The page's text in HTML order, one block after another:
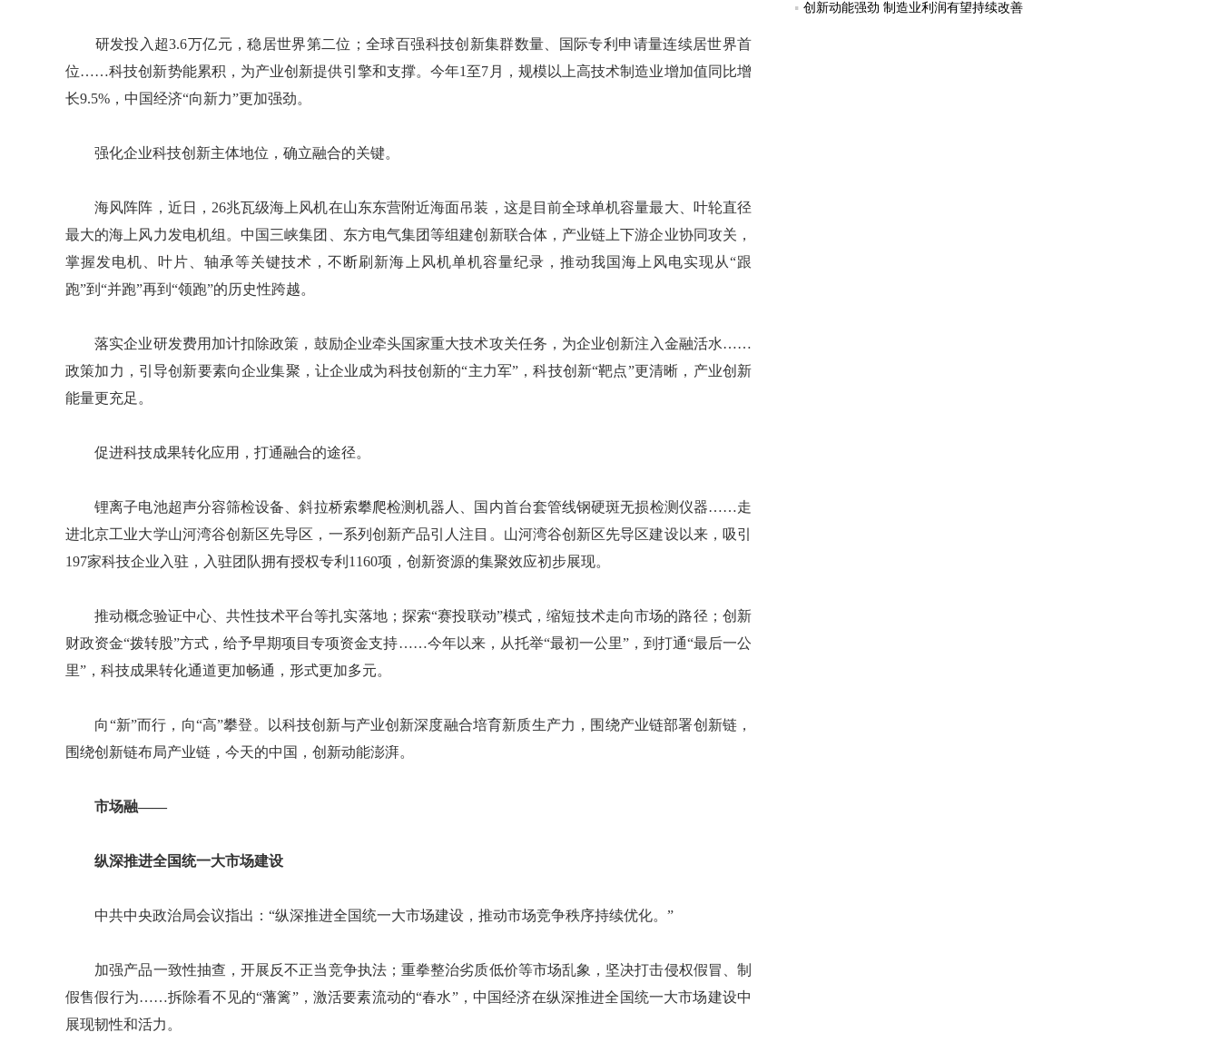
研发投入超3.6万亿元，稳居世界第二位；全球百强科技创新集群数量、国际专利申请量连续居世界首
位……科技创新势能累积，为产业创新提供引擎和支撑。今年1至7月，规模以上高技术制造业增加值同比增
长9.5%，中国经济“向新力”更加强劲。
强化企业科技创新主体地位，确立融合的关键。
海风阵阵，近日，26兆瓦级海上风机在山东东营附近海面吊装，这是目前全球单机容量最大、叶轮直径
最大的海上风力发电机组。中国三峡集团、东方电气集团等组建创新联合体，产业链上下游企业协同攻关，
掌握发电机、叶片、轴承等关键技术，不断刷新海上风机单机容量纪录，推动我国海上风电实现从“跟
跑”到“并跑”再到“领跑”的历史性跨越。
落实企业研发费用加计扣除政策，鼓励企业牵头国家重大技术攻关任务，为企业创新注入金融活水……
政策加力，引导创新要素向企业集聚，让企业成为科技创新的“主力军”，科技创新“靶点”更清晰，产业创新
能量更充足。
促进科技成果转化应用，打通融合的途径。
锂离子电池超声分容筛检设备、斜拉桥索攀爬检测机器人、国内首台套管线钢硬斑无损检测仪器……走
进北京工业大学山河湾谷创新区先导区，一系列创新产品引人注目。山河湾谷创新区先导区建设以来，吸引
197家科技企业入驻，入驻团队拥有授权专利1160项，创新资源的集聚效应初步展现。
推动概念验证中心、共性技术平台等扎实落地；探索“赛投联动”模式，缩短技术走向市场的路径；创新
财政资金“拨转股”方式，给予早期项目专项资金支持……今年以来，从托举“最初一公里”，到打通“最后一公
里”，科技成果转化通道更加畅通，形式更加多元。
向“新”而行，向“高”攀登。以科技创新与产业创新深度融合培育新质生产力，围绕产业链部署创新链，
围绕创新链布局产业链，今天的中国，创新动能澎湃。
市场融——
纵深推进全国统一大市场建设
中共中央政治局会议指出：“纵深推进全国统一大市场建设，推动市场竞争秩序持续优化。”
加强产品一致性抽查，开展反不正当竞争执法；重拳整治劣质低价等市场乱象，坚决打击侵权假冒、制
假售假行为……拆除看不见的“藩篱”，激活要素流动的“春水”，中国经济在纵深推进全国统一大市场建设中
展现韧性和活力。
创新动能强劲 制造业利润有望持续改善